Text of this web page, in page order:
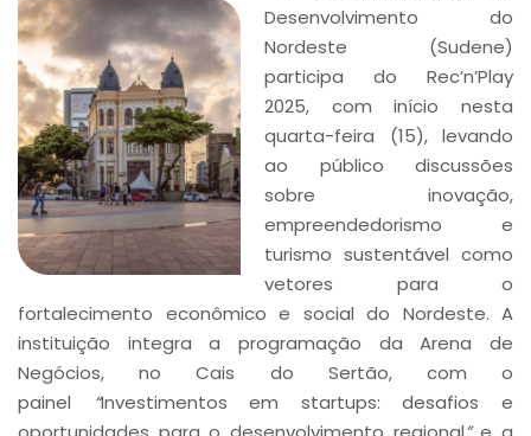
Desenvolvimento do
Nordeste (Sudene)
participa do Rec’n’Play
2025, com início nesta
quarta-feira (15), levando
ao público discussões
sobre inovação,
empreendedorismo e
turismo sustentável como
vetores para o
fortalecimento econômico e social do Nordeste. A
instituição integra a programação da Arena de
Negócios, no Cais do Sertão, com o
painel
“Investimentos em startups: desafios e